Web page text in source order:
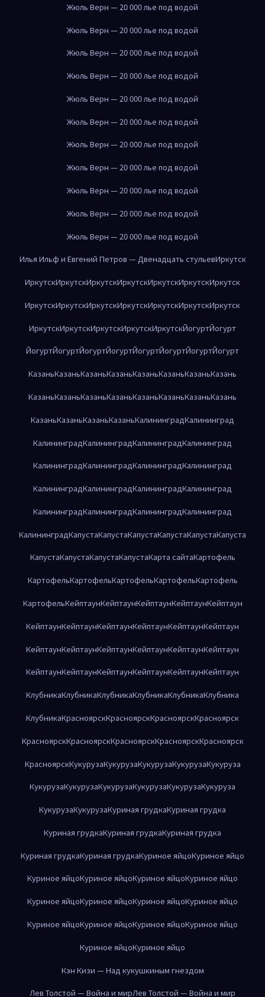
Жюль Верн — 20 000 лье под водой
Жюль Верн — 20 000 лье под водой
Жюль Верн — 20 000 лье под водой
Жюль Верн — 20 000 лье под водой
Жюль Верн — 20 000 лье под водой
Жюль Верн — 20 000 лье под водой
Жюль Верн — 20 000 лье под водой
Жюль Верн — 20 000 лье под водой
Жюль Верн — 20 000 лье под водой
Жюль Верн — 20 000 лье под водой
Жюль Верн — 20 000 лье под водой
Илья Ильф и Евгений Петров — Двенадцать стульевИркутск
ИркутскИркутскИркутскИркутскИркутскИркутскИркутск
ИркутскИркутскИркутскИркутскИркутскИркутскИркутск
ИркутскИркутскИркутскИркутскИркутскЙогуртЙогурт
ЙогуртЙогуртЙогуртЙогуртЙогуртЙогуртЙогуртЙогурт
КазаньКазаньКазаньКазаньКазаньКазаньКазаньКазань
КазаньКазаньКазаньКазаньКазаньКазаньКазаньКазань
КазаньКазаньКазаньКазаньКалининградКалининград
КалининградКалининградКалининградКалининград
КалининградКалининградКалининградКалининград
КалининградКалининградКалининградКалининград
КалининградКалининградКалининградКалининград
КалининградКапустаКапустаКапустаКапустаКапустаКапуста
КапустаКапустаКапустаКапустаКарта сайтаКартофель
КартофельКартофельКартофельКартофельКартофель
КартофельКейптаунКейптаунКейптаунКейптаунКейптаун
КейптаунКейптаунКейптаунКейптаунКейптаунКейптаун
КейптаунКейптаунКейптаунКейптаунКейптаунКейптаун
КейптаунКейптаунКейптаунКейптаунКейптаунКейптаун
КлубникаКлубникаКлубникаКлубникаКлубникаКлубника
КлубникаКрасноярскКрасноярскКрасноярскКрасноярск
КрасноярскКрасноярскКрасноярскКрасноярскКрасноярск
КрасноярскКукурузаКукурузаКукурузаКукурузаКукуруза
КукурузаКукурузаКукурузаКукурузаКукурузаКукуруза
КукурузаКукурузаКуриная грудкаКуриная грудка
Куриная грудкаКуриная грудкаКуриная грудка
Куриная грудкаКуриная грудкаКуриное яйцоКуриное яйцо
Куриное яйцоКуриное яйцоКуриное яйцоКуриное яйцо
Куриное яйцоКуриное яйцоКуриное яйцоКуриное яйцо
Куриное яйцоКуриное яйцоКуриное яйцоКуриное яйцо
Куриное яйцоКуриное яйцо
Кэн Кизи — Над кукушкиным гнездом
Лев Толстой — Война и мирЛев Толстой — Война и мир